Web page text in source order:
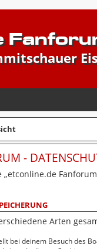
-
Arten
bei deinem Besuch des